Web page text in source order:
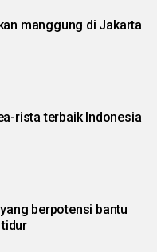
manggung di Jakarta
rista terbaik Indonesia
berpotensi bantu